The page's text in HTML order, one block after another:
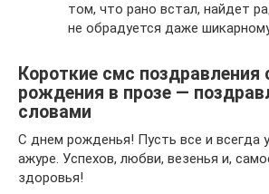
том, что рано встал, найдет
не обрадуется даже
Короткие смс поздравления
рождения в прозе —
словами
С днем рожденья! Пусть все и всегда
ажуре. Успехов, любви, везенья и,
здоровья!